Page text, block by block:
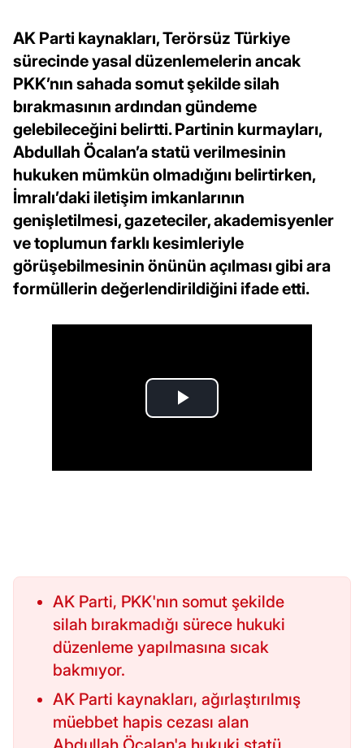
AK Parti kaynakları, Terörsüz Türkiye
sürecinde yasal düzenlemelerin ancak
PKK’nın sahada somut şekilde silah
bırakmasının ardından gündeme
gelebileceğini belirtti. Partinin kurmayları,
Abdullah Öcalan’a statü verilmesinin
hukuken mümkün olmadığını belirtirken,
İmralı’daki iletişim imkanlarının
genişletilmesi, gazeteciler, akademisyenler
ve toplumun farklı kesimleriyle
görüşebilmesinin önünün açılması gibi ara
formüllerin değerlendirildiğini ifade etti.
AK Parti, PKK'nın somut şekilde
silah bırakmadığı sürece hukuki
düzenleme yapılmasına sıcak
bakmıyor.
AK Parti kaynakları, ağırlaştırılmış
müebbet hapis cezası alan